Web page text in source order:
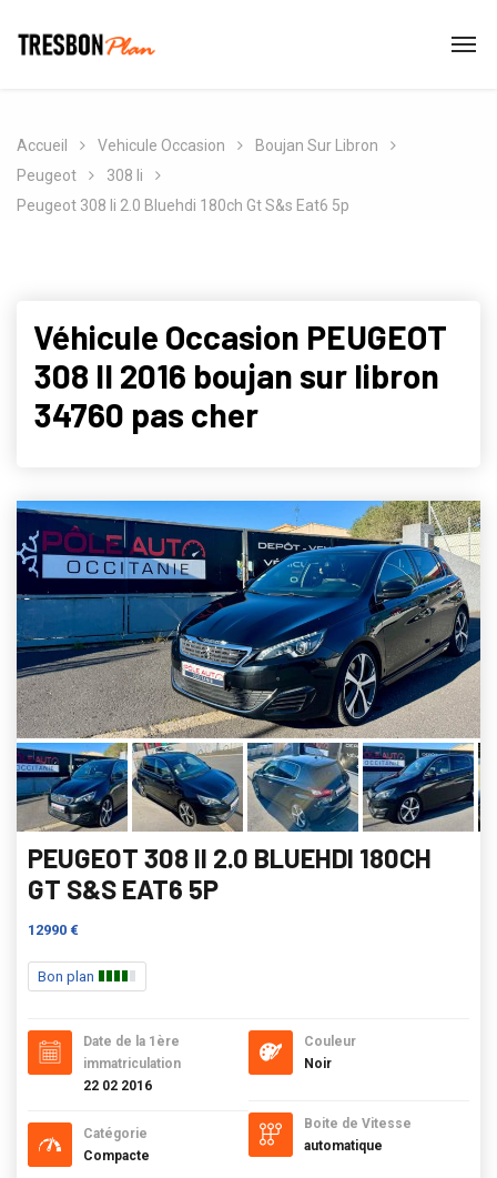
Accueil Vehicule Occasion
Boujan Sur Libron
Peugeot
308 Ii
Peugeot 308 Ii 2.0 Bluehdi 180ch Gt S&s Eat6 5p
Véhicule Occasion PEUGEOT
308 II 2016 boujan sur libron
34760 pas cher
PEUGEOT 308 II 2.0 BLUEHDI 180CH
GT S&S EAT6 5P
12990 €
Bon plan
Date de la 1ère
immatriculation
22 02 2016
Catégorie
Compacte
Couleur
Noir
Boite de Vitesse
automatique